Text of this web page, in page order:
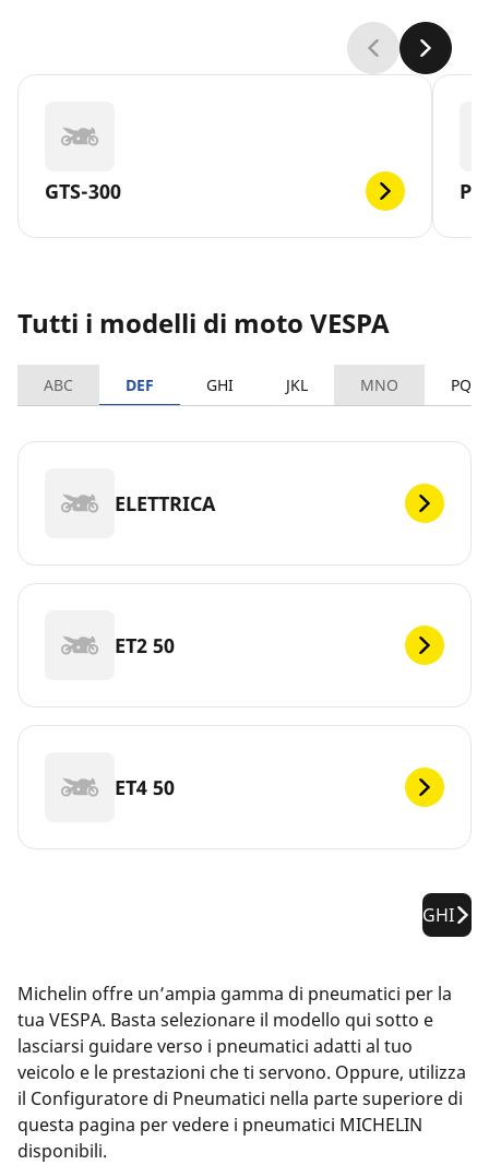
GTS-300
Tutti i modelli di moto VESPA
ABC DEF GHI JKL MNO PQRS
ELETTRICA
ET2 50
ET4 50
GHI
Michelin offre un’ampia gamma di pneumatici per la
tua VESPA. Basta selezionare il modello qui sotto e
lasciarsi guidare verso i pneumatici adatti al tuo
veicolo e le prestazioni che ti servono. Oppure, utilizza
il Configuratore di Pneumatici nella parte superiore di
questa pagina per vedere i pneumatici MICHELIN
disponibili.